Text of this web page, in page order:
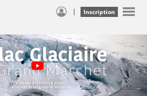
| Inscription